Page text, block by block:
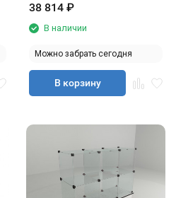
38 814 ₽
В наличии
Можно забрать сегодня
В корзину